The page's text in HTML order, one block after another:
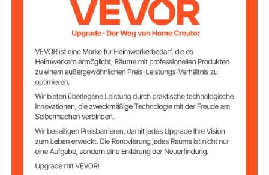
12
Farbe Grün
Nettogewicht
Produktabmessun
gen
65,6 x 3,9 Fuß / 20 x 1,2 m